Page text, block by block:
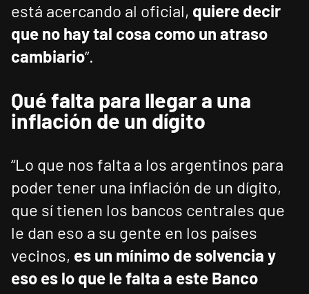
está acercando al oficial, quiere decir
que no hay tal cosa como un atraso
cambiario”.
Qué falta para llegar a una
inflación de un dígito
“Lo que nos falta a los argentinos para
poder tener una inflación de un dígito,
que sí tienen los bancos centrales que
le dan eso a su gente en los países
vecinos, es un mínimo de solvencia y
eso es lo que le falta a este Banco